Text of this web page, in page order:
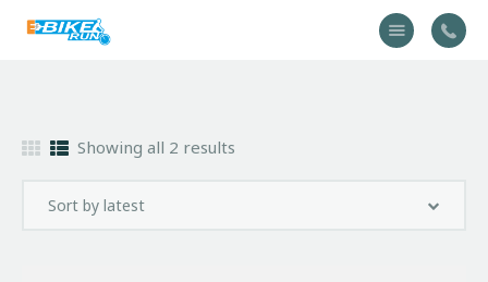
Vélo
Équipement
Showing all 2 results